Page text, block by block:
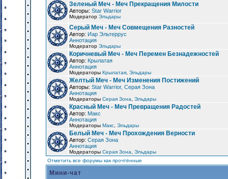
Зеленый Меч - Меч Прекращения Милости
Авторы: Star Warrior
Модератор Эльдары
Серый Меч - Меч Совмещения Разностей
Автор: Иар Эльтеррус
Аннотация
Модератор Эльдары
Коричневый Меч - Меч Перемен Безнадежностей
Автор: Крылатая
Аннотация
Модераторы Крылатая Эльдары
Желтый Меч - Меч Изменения Постижений
Авторы: Star Warrior, Серая Зона
Аннотация
Модераторы Серая Зона Эльдары
Красный Меч - Меч Превращения Радостей
Автор: Макс
Аннотация
Модераторы Макс Эльдары
Белый Меч - Меч Прохождения Верности
Автор: Серая Зона
Аннотация
Модераторы Серая Зона
Эльдары
Отметить все форумы как прочтённые
Мини-чат